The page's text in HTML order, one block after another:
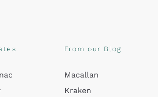
From our Blog
Macallan
Kraken